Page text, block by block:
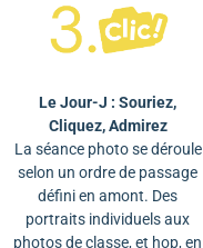
Le Jour-J : Souriez,
Cliquez, Admirez
La séance photo se déroule
selon un ordre de passage
défini en amont. Des
portraits individuels aux
photos de classe, et hop, en